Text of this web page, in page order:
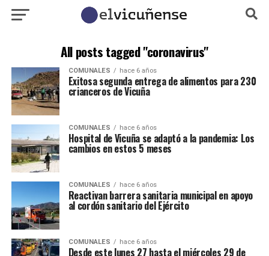
All posts tagged "coronavirus"
COMUNALES hace 6 años
Exitosa segunda entrega de alimentos para 230
crianceros de Vicuña
COMUNALES hace 6 años
Hospital de Vicuña se adaptó a la pandemia: Los
cambios en estos 5 meses
COMUNALES hace 6 años
Reactivan barrera sanitaria municipal en apoyo
al cordón sanitario del Ejército
COMUNALES hace 6 años
Desde este lunes 27 hasta el miércoles 29 de